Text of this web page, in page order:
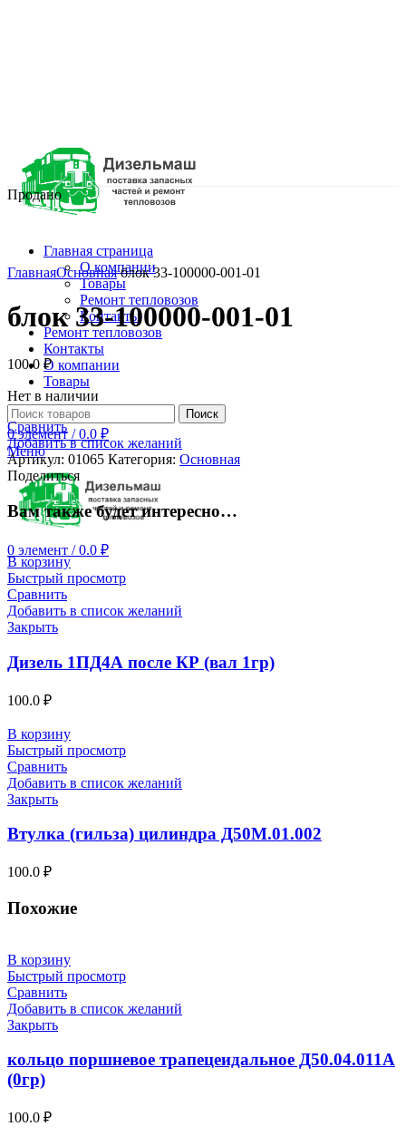
Главная страница
О компании
Товары
Ремонт тепловозов
Контакты
Ремонт тепловозов
Контакты
О компании
Товары
Поиск
0элемент / 0.0 ₽
Меню
0 элемент / 0.0 ₽
Продано
Нажмите, чтобы увеличить
ГлавнаяОсновнаяблок 33-100000-001-01
блок 33-100000-001-01
100.0 ₽
Нет в наличии
Сравнить
Добавить в список желаний
Артикул: 01065 Категория: Основная
Поделиться
Вам также будет интересно…
В корзину
Быстрый просмотр
Сравнить
Добавить в список желаний
Закрыть
Дизель 1ПД4А после КР (вал 1гр)
100.0 ₽
В корзину
Быстрый просмотр
Сравнить
Добавить в список желаний
Закрыть
Втулка (гильза) цилиндра Д50М.01.002
100.0 ₽
Похожие
В корзину
Быстрый просмотр
Сравнить
Добавить в список желаний
Закрыть
кольцо поршневое трапецеидальное Д50.04.011А
(0гр)
100.0 ₽